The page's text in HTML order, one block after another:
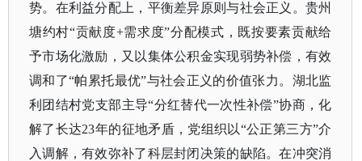
势。在利益分配上，平衡差异原则与社会正义。贵州
塘约村“贡献度+需求度”分配模式，既按要素贡献给
予市场化激励，又以集体公积金实现弱势补偿，有效
调和了“帕累托最优”与社会正义的价值张力。湖北监
利团结村党支部主导“分红替代一次性补偿”协商，化
解了长达23年的征地矛盾，党组织以“公正第三方”介
入调解，有效弥补了科层封闭决策的缺陷。在冲突消